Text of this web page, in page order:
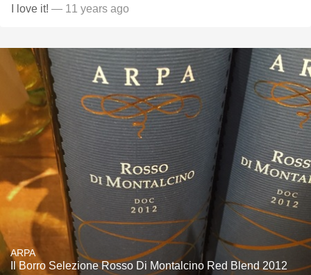
I love it! — 11 years ago
ARPA
Il Borro Selezione Rosso Di Montalcino Red Blend 2012